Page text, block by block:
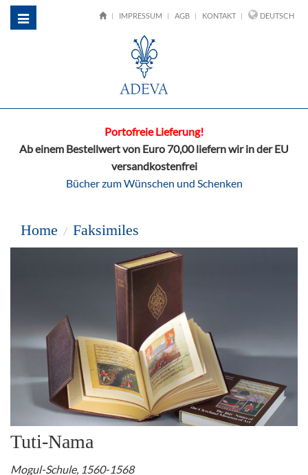
Toggle
IMPRESSUM AGB KONTAKT DEUTSCH
Portofreie Lieferung!
Ab einem Bestellwert von Euro 70,00 liefern wir in der EU
versandkostenfrei
Bücher zum Wünschen und Schenken
Home Faksimiles
Tuti-Nama
Mogul-Schule, 1560-1568